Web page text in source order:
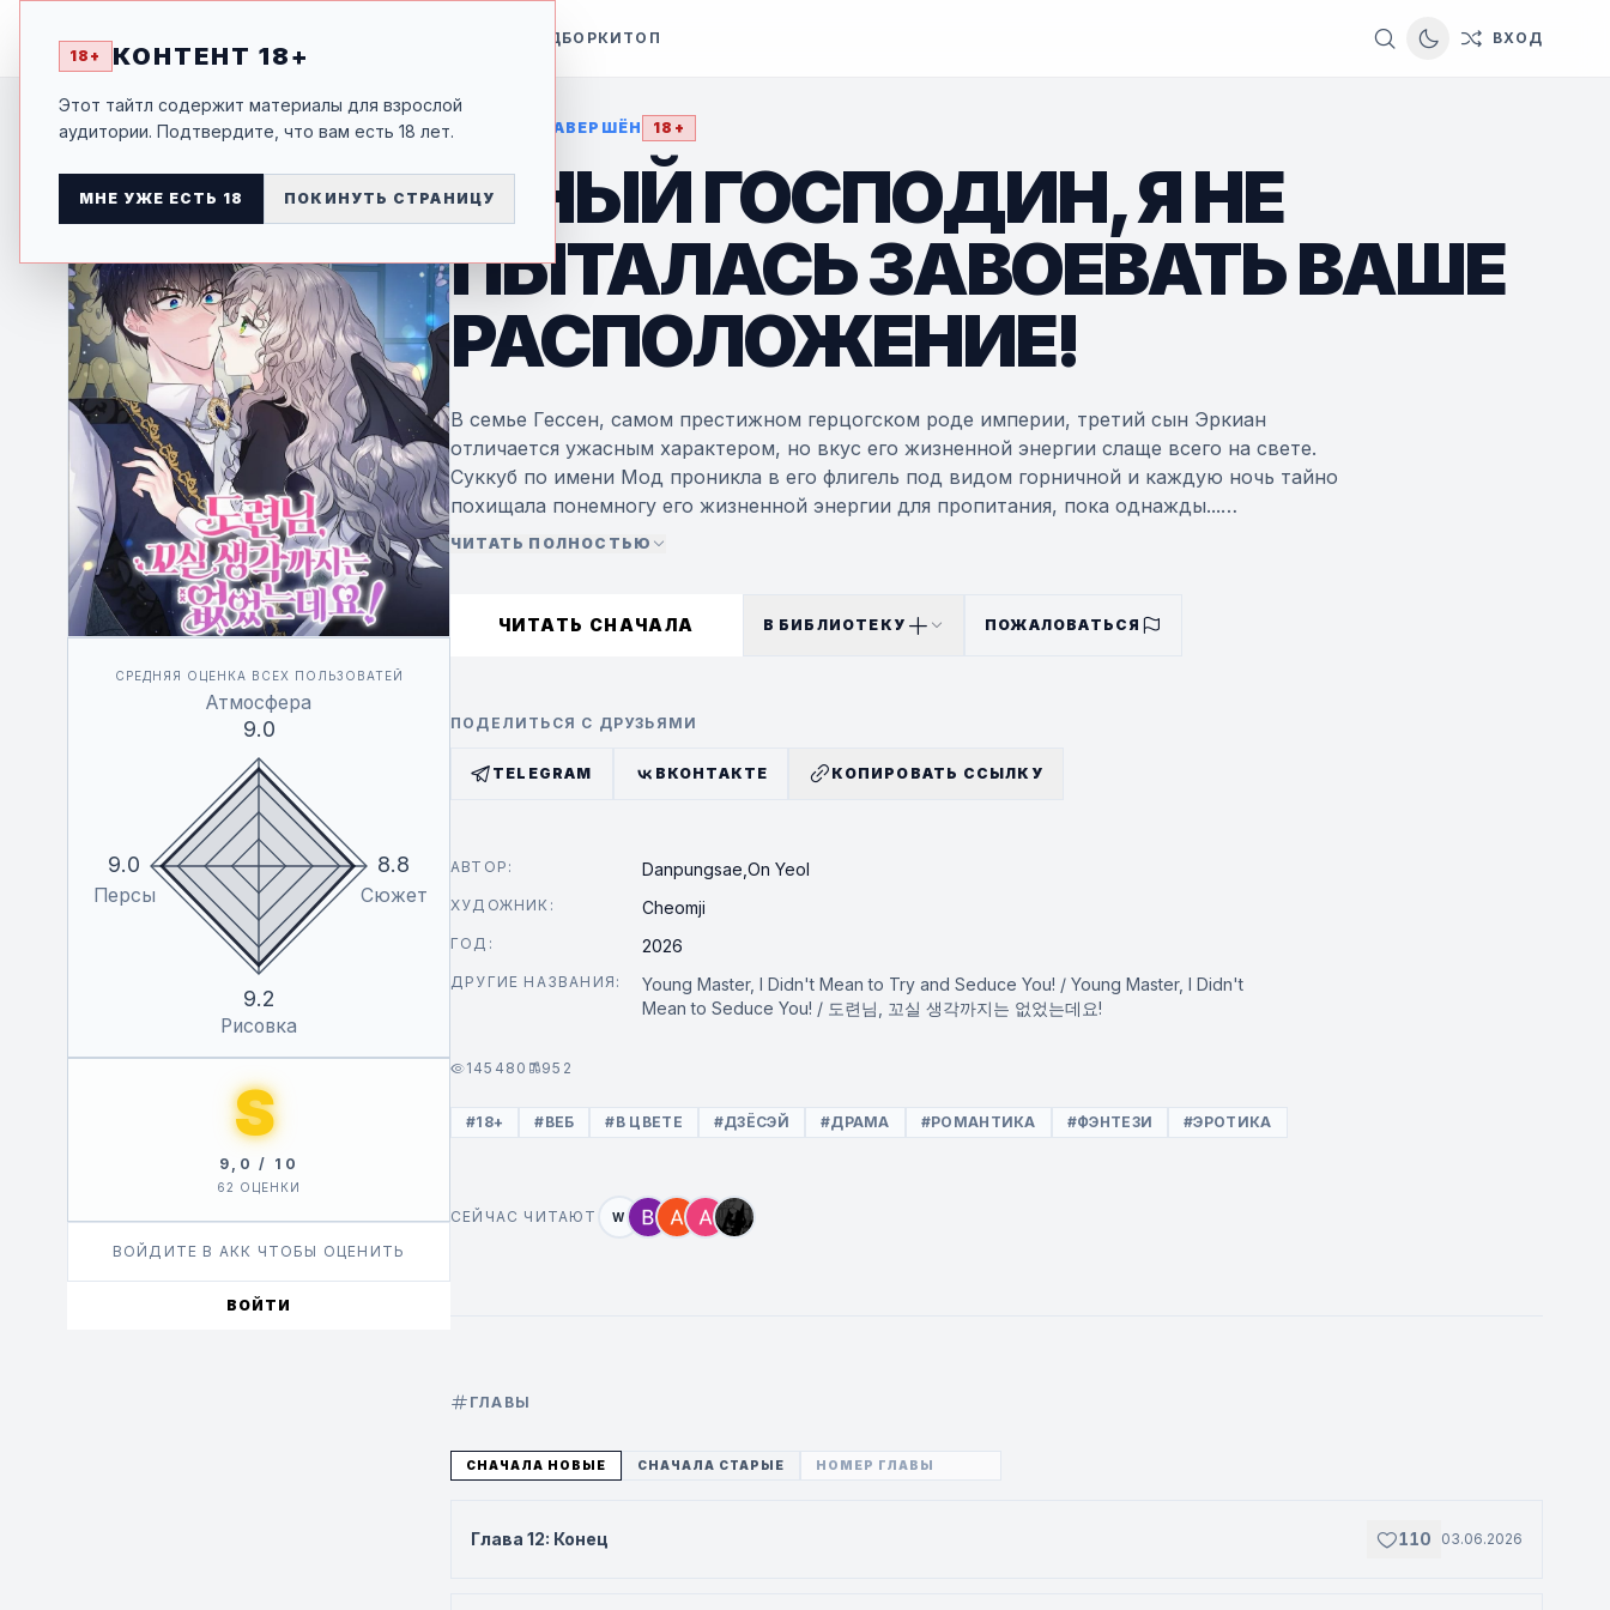
ПОДБОРКИ ТОП Switch to dark
ВХОД
18+
КОНТЕНТ 18+
Этот тайтл содержит материалы для взрослой
аудитории. Подтвердите, что вам есть 18 лет.
МНЕ УЖЕ ЕСТЬ 18 ПОКИНУТЬ СТРАНИЦУ
СРЕДНЯЯ ОЦЕНКА ВСЕХ ПОЛЬЗОВАТЕЙ
9.0
8.8
9.2
9.0
Атмосфера
Сюжет
Рисовка
Персы
S
9,0 / 10
62 ОЦЕНКИ
ВОЙДИТЕ В АКК ЧТОБЫ ОЦЕНИТЬ
ВОЙТИ
• ЗАВЕРШЁН 18+
ЮНЫЙ ГОСПОДИН, Я НЕ
ПЫТАЛАСЬ ЗАВОЕВАТЬ ВАШЕ
РАСПОЛОЖЕНИЕ!
В семье Гессен, самом престижном герцогском роде империи, третий сын Эркиан
отличается ужасным характером, но вкус его жизненной энергии слаще всего на свете.
Суккуб по имени Мод проникла в его флигель под видом горничной и каждую ночь тайно
похищала понемногу его жизненной энергии для пропитания, пока однажды...
ЧИТАТЬ ПОЛНОСТЬЮ
ЧИТАТЬ СНАЧАЛА В БИБЛИОТЕКУ ПОЖАЛОВАТЬСЯ
ПОДЕЛИТЬСЯ С ДРУЗЬЯМИ
TELEGRAM ВКОНТАКТЕ КОПИРОВАТЬ ССЫЛКУ
АВТОР: Danpungsae, On Yeol
ХУДОЖНИК: Cheomji
ГОД: 2026
ДРУГИЕ НАЗВАНИЯ:
Young Master, I Didn't Mean to Try and Seduce You! / Young Master, I Didn't
Mean to Seduce You! / 도련님, 꼬실 생각까지는 없었는데요!
145480 952
#18+ #ВЕБ #В ЦВЕТЕ #ДЗЁСЭЙ #ДРАМА #РОМАНТИКА #ФЭНТЕЗИ #ЭРОТИКА
СЕЙЧАС ЧИТАЮТ W
ГЛАВЫ
СНАЧАЛА НОВЫЕ СНАЧАЛА СТАРЫЕ
Глава 12: Конец 110 03.06.2026